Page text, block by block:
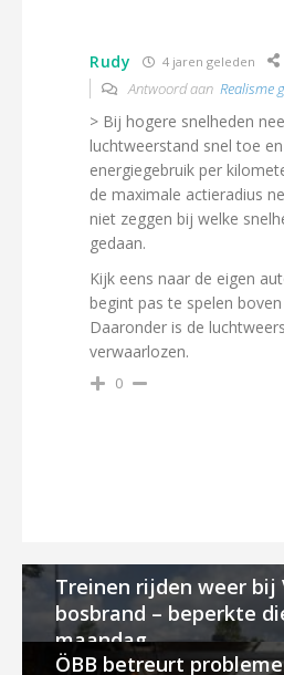
Rudy 4 jaren geleden
Antwoord aan Realisme
> Bij hogere snelheden
luchtweerstand snel toe
energiegebruik per
de maximale actieradius
niet zeggen bij welke
gedaan.
Kijk eens naar de eigen
begint pas te spelen
Daaronder is de
verwaarlozen.
0
Treinen rijden weer bij
bosbrand – beperkte
maandag
ÖBB betreurt